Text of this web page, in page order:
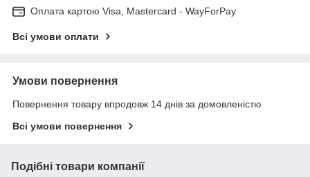
Оплата картою Visa, Mastercard - WayForPay
Всі умови оплати
Умови повернення
Повернення товару впродовж 14 днів за домовленістю
Всі умови повернення
Подібні товари компанії